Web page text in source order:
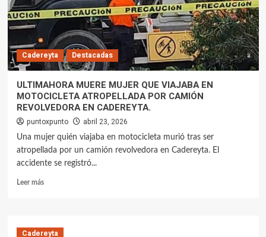
Cadereyta Destacadas
ULTIMAHORA MUERE MUJER QUE VIAJABA EN
MOTOCICLETA ATROPELLADA POR CAMIÓN
REVOLVEDORA EN CADEREYTA.
puntoxpunto abril 23, 2026
Una mujer quién viajaba en motocicleta murió tras ser
atropellada por un camión revolvedora en Cadereyta. El
accidente se registró...
Leer más
Cadereyta